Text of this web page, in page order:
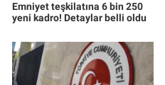
Emniyet teşkilatına 6 bin 250
yeni kadro! Detaylar belli oldu